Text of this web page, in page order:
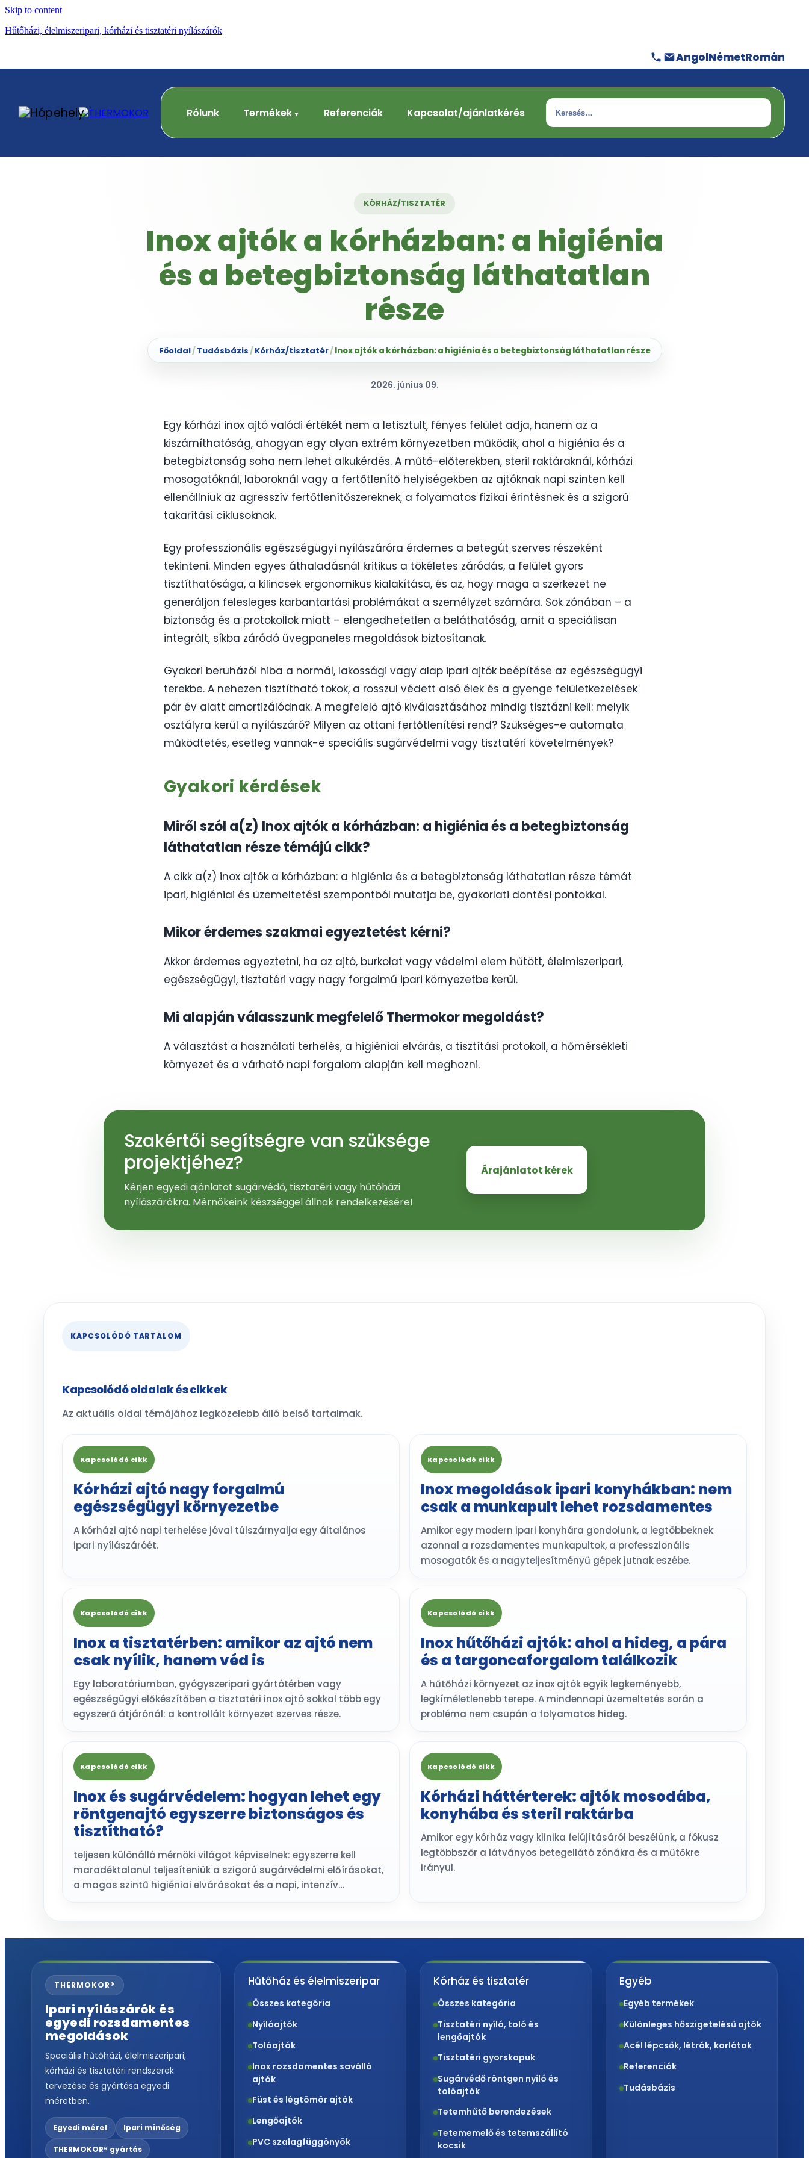
Skip to content
Hűtőházi, élelmiszeripari, kórházi és tisztatéri nyílászárók
AngolNémetRomán
Rólunk Termékek Referenciák Kapcsolat/ajánlatkérés Keresés
KÓRHÁZ/TISZTATÉR
Inox ajtók a kórházban: a higiénia
és a betegbiztonság láthatatlan
része
Főoldal/Tudásbázis /Kórház/tisztatér/Inox ajtók a kórházban: a higiénia és a betegbiztonság láthatatlan része
2026. június 09.
Egy kórházi inox ajtó valódi értékét nem a letisztult, fényes felület adja, hanem az a
kiszámíthatóság, ahogyan egy olyan extrém környezetben működik, ahol a higiénia és a
betegbiztonság soha nem lehet alkukérdés. A műtő-előterekben, steril raktáraknál, kórházi
mosogatóknál, laboroknál vagy a fertőtlenítő helyiségekben az ajtóknak napi szinten kell
ellenállniuk az agresszív fertőtlenítőszereknek, a folyamatos fizikai érintésnek és a szigorú
takarítási ciklusoknak.
Egy professzionális egészségügyi nyílászáróra érdemes a betegút szerves részeként
tekinteni. Minden egyes áthaladásnál kritikus a tökéletes záródás, a felület gyors
tisztíthatósága, a kilincsek ergonomikus kialakítása, és az, hogy maga a szerkezet ne
generáljon felesleges karbantartási problémákat a személyzet számára. Sok zónában – a
biztonság és a protokollok miatt – elengedhetetlen a beláthatóság, amit a speciálisan
integrált, síkba záródó üvegpaneles megoldások biztosítanak.
Gyakori beruházói hiba a normál, lakossági vagy alap ipari ajtók beépítése az egészségügyi
terekbe. A nehezen tisztítható tokok, a rosszul védett alsó élek és a gyenge felületkezelések
pár év alatt amortizálódnak. A megfelelő ajtó kiválasztásához mindig tisztázni kell: melyik
osztályra kerül a nyílászáró? Milyen az ottani fertőtlenítési rend? Szükséges-e automata
működtetés, esetleg vannak-e speciális sugárvédelmi vagy tisztatéri követelmények?
Gyakori kérdések
Miről szól a(z) Inox ajtók a kórházban: a higiénia és a betegbiztonság
láthatatlan része témájú cikk?
A cikk a(z) inox ajtók a kórházban: a higiénia és a betegbiztonság láthatatlan része témát
ipari, higiéniai és üzemeltetési szempontból mutatja be, gyakorlati döntési pontokkal.
Mikor érdemes szakmai egyeztetést kérni?
Akkor érdemes egyeztetni, ha az ajtó, burkolat vagy védelmi elem hűtött, élelmiszeripari,
egészségügyi, tisztatéri vagy nagy forgalmú ipari környezetbe kerül.
Mi alapján válasszunk megfelelő Thermokor megoldást?
A választást a használati terhelés, a higiéniai elvárás, a tisztítási protokoll, a hőmérsékleti
környezet és a várható napi forgalom alapján kell meghozni.
Szakértői segítségre van szüksége
projektjéhez?
Kérjen egyedi ajánlatot sugárvédő, tisztatéri vagy hűtőházi
nyílászárókra. Mérnökeink készséggel állnak rendelkezésére!
Árajánlatot kérek
KAPCSOLÓDÓ TARTALOM
Kapcsolódó oldalak és cikkek
Az aktuális oldal témájához legközelebb álló belső tartalmak.
Kapcsolódó cikk
Kórházi ajtó nagy forgalmú
egészségügyi környezetbe
A kórházi ajtó napi terhelése jóval túlszárnyalja egy általános
ipari nyílászáróét.
Kapcsolódó cikk
Inox megoldások ipari konyhákban: nem
csak a munkapult lehet rozsdamentes
Amikor egy modern ipari konyhára gondolunk, a legtöbbeknek
azonnal a rozsdamentes munkapultok, a professzionális
mosogatók és a nagyteljesítményű gépek jutnak eszébe.
Kapcsolódó cikk
Inox a tisztatérben: amikor az ajtó nem
csak nyílik, hanem véd is
Egy laboratóriumban, gyógyszeripari gyártótérben vagy
egészségügyi előkészítőben a tisztatéri inox ajtó sokkal több egy
egyszerű átjárónál: a kontrollált környezet szerves része.
Kapcsolódó cikk
Inox hűtőházi ajtók: ahol a hideg, a pára
és a targoncaforgalom találkozik
A hűtőházi környezet az inox ajtók egyik legkeményebb,
legkíméletlenebb terepe. A mindennapi üzemeltetés során a
probléma nem csupán a folyamatos hideg.
Kapcsolódó cikk
Inox és sugárvédelem: hogyan lehet egy
röntgenajtó egyszerre biztonságos és
tisztítható?
teljesen különálló mérnöki világot képviselnek: egyszerre kell
maradéktalanul teljesíteniük a szigorú sugárvédelmi előírásokat,
a magas szintű higiéniai elvárásokat és a napi, intenzív…
Kapcsolódó cikk
Kórházi háttérterek: ajtók mosodába,
konyhába és steril raktárba
Amikor egy kórház vagy klinika felújításáról beszélünk, a fókusz
legtöbbször a látványos betegellátó zónákra és a műtőkre
irányul.
THERMOKOR®
Ipari nyílászárók és
egyedi rozsdamentes
megoldások
Speciális hűtőházi, élelmiszeripari,
kórházi és tisztatéri rendszerek
tervezése és gyártása egyedi
méretben.
Egyedi méret Ipari minőség
THERMOKOR® gyártás
Hűtőház és élelmiszeripar
Összes kategória
Nyílóajtók
Tolóajtók
Inox rozsdamentes saválló
ajtók
Füst és légtömör ajtók
Lengőajtók
PVC szalagfüggönyök
Kórház és tisztatér
Összes kategória
Tisztatéri nyíló, toló és
lengőajtók
Tisztatéri gyorskapuk
Sugárvédő röntgen nyíló és
tolóajtók
Tetemhűtő berendezések
Tetememelő és tetemszállító
kocsik
Egyéb
Egyéb termékek
Különleges hőszigetelésű ajtók
Acél lépcsők, létrák, korlátok
Referenciák
Tudásbázis